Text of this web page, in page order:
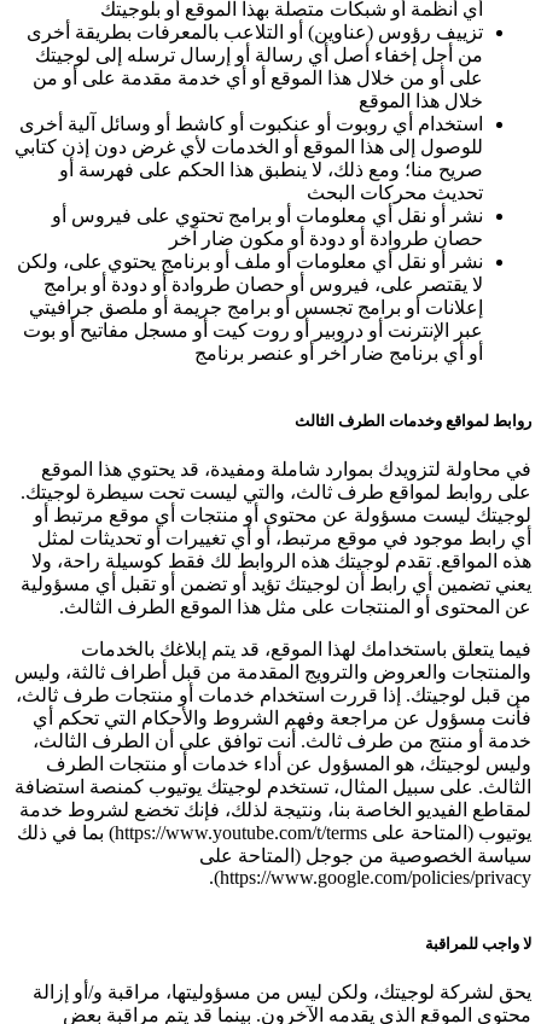
أي أنظمة أو شبكات متصلة بهذا الموقع أو بلوجيتك
تزييف رؤوس (عناوين) أو التلاعب بالمعرفات بطريقة أخرى
من أجل إخفاء أصل أي رسالة أو إرسال ترسله إلى لوجيتك
على أو من خلال هذا الموقع أو أي خدمة مقدمة على أو من
خلال هذا الموقع
استخدام أي روبوت أو عنكبوت أو كاشط أو وسائل آلية أخرى
للوصول إلى هذا الموقع أو الخدمات لأي غرض دون إذن كتابي
صريح منا؛ ومع ذلك، لا ينطبق هذا الحكم على فهرسة أو
تحديث محركات البحث
نشر أو نقل أي معلومات أو برامج تحتوي على فيروس أو
حصان طروادة أو دودة أو مكون ضار آخر
نشر أو نقل أي معلومات أو ملف أو برنامج يحتوي على، ولكن
لا يقتصر على، فيروس أو حصان طروادة أو دودة أو برامج
إعلانات أو برامج تجسس أو برامج جريمة أو ملصق جرافيتي
عبر الإنترنت أو دروبير أو روت كيت أو مسجل مفاتيح أو بوت
أو أي برنامج ضار آخر أو عنصر برنامج
روابط لمواقع وخدمات الطرف الثالث
في محاولة لتزويدك بموارد شاملة ومفيدة، قد يحتوي هذا الموقع
على روابط لمواقع طرف ثالث، والتي ليست تحت سيطرة لوجيتك.
لوجيتك ليست مسؤولة عن محتوى أو منتجات أي موقع مرتبط أو
أي رابط موجود في موقع مرتبط، أو أي تغييرات أو تحديثات لمثل
هذه المواقع. تقدم لوجيتك هذه الروابط لك فقط كوسيلة راحة، ولا
يعني تضمين أي رابط أن لوجيتك تؤيد أو تضمن أو تقبل أي مسؤولية
عن المحتوى أو المنتجات على مثل هذا الموقع الطرف الثالث.
فيما يتعلق باستخدامك لهذا الموقع، قد يتم إبلاغك بالخدمات
والمنتجات والعروض والترويج المقدمة من قبل أطراف ثالثة، وليس
من قبل لوجيتك. إذا قررت استخدام خدمات أو منتجات طرف ثالث،
فأنت مسؤول عن مراجعة وفهم الشروط والأحكام التي تحكم أي
خدمة أو منتج من طرف ثالث. أنت توافق على أن الطرف الثالث،
وليس لوجيتك، هو المسؤول عن أداء خدمات أو منتجات الطرف
الثالث. على سبيل المثال، تستخدم لوجيتك يوتيوب كمنصة استضافة
لمقاطع الفيديو الخاصة بنا، ونتيجة لذلك، فإنك تخضع لشروط خدمة
يوتيوب (المتاحة على https://www.youtube.com/t/terms) بما في ذلك
سياسة الخصوصية من جوجل (المتاحة على
https://www.google.com/policies/privacy).
لا واجب للمراقبة
يحق لشركة لوجيتك، ولكن ليس من مسؤوليتها، مراقبة و/أو إزالة
محتوى الموقع الذي يقدمه الآخرون. بينما قد يتم مراقبة بعض